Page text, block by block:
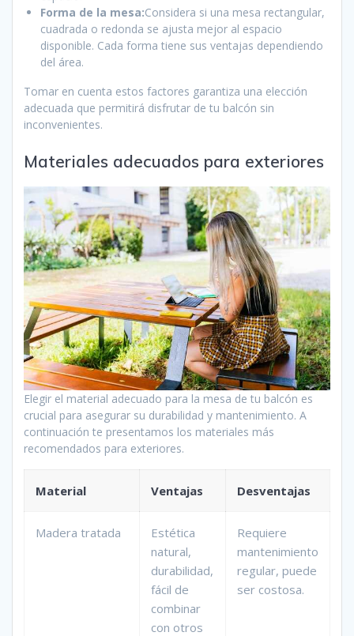
Forma de la mesa:Considera si una mesa rectangular,
cuadrada o redonda se ajusta mejor al espacio
disponible. Cada forma tiene sus ventajas dependiendo
del área.
Tomar en cuenta estos factores garantiza una elección
adecuada que permitirá disfrutar de tu balcón sin
inconvenientes.
Materiales adecuados para exteriores
Elegir el material adecuado para la mesa de tu balcón es
crucial para asegurar su durabilidad y mantenimiento. A
continuación te presentamos los materiales más
recomendados para exteriores.
Material Ventajas Desventajas
Madera tratada
Estética
natural,
durabilidad,
fácil de
combinar
con otros
Requiere
mantenimiento
regular, puede
ser costosa.